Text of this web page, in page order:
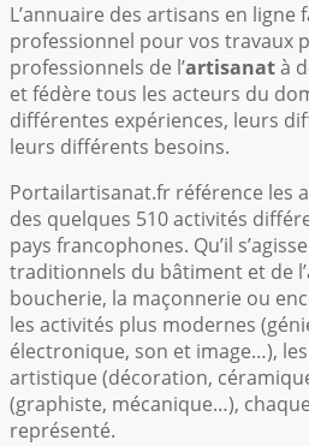
L’annuaire des artisans en ligne
professionnel pour vos travaux
professionnels de l’artisanatà
et fédère tous les acteurs du
différentes expériences, leurs
leurs différents besoins.
Portailartisanat.fr référence les
des quelques 510 activités
pays francophones. Qu’il
traditionnels du bâtiment et de
boucherie, la maçonnerie ou
les activités plus modernes
électronique, son et image…),
artistique (décoration,
(graphiste, mécanique…),
représenté.